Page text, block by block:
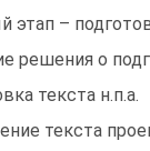
этап –
решения о
текста н.п.а.
текста